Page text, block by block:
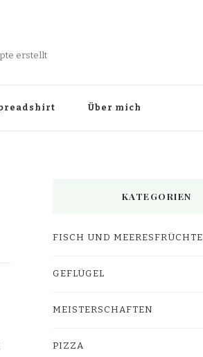
erstellt
Über mich
KATEGORIEN
FISCH UND MEERESFRÜCHTE
GEFLÜGEL
MEISTERSCHAFTEN
PIZZA